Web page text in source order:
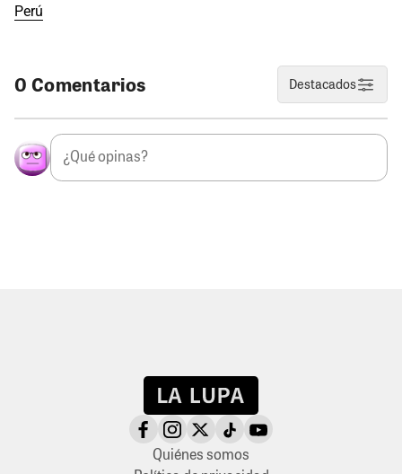
Perú
0 Comentarios Destacados
Quiénes somos